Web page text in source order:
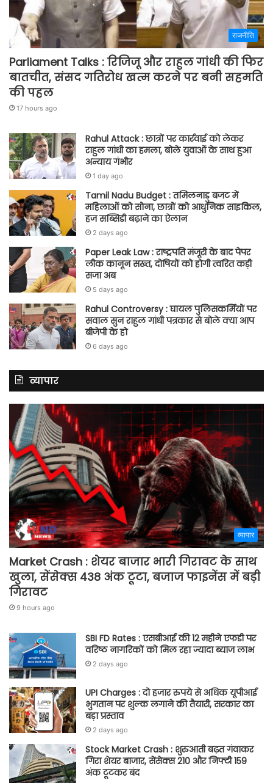
राजनीति
Parliament Talks : रिजिजू और राहुल गांधी की फिर
बातचीत, संसद गतिरोध खत्म करने पर बनी सहमति
की पहल
17 hours ago
Rahul Attack : छात्रों पर कार्रवाई को लेकर
राहुल गांधी का हमला, बोले युवाओं के साथ हुआ
अन्याय गंभीर
1 day ago
Tamil Nadu Budget : तमिलनाडु बजट में
महिलाओं को सोना, छात्रों को आधुनिक साइकिल,
हज सब्सिडी बढ़ाने का ऐलान
2 days ago
Paper Leak Law : राष्ट्रपति मंजूरी के बाद पेपर
लीक कानून सख्त, दोषियों को होगी त्वरित कड़ी
सजा अब
5 days ago
Rahul Controversy : घायल पुलिसकर्मियों पर
सवाल सुन राहुल गांधी पत्रकार से बोले क्या आप
बीजेपी के हो
6 days ago
व्यापार
व्यापार
Market Crash : शेयर बाजार भारी गिरावट के साथ
खुला, सेंसेक्स 438 अंक टूटा, बजाज फाइनेंस में बड़ी
गिरावट
9 hours ago
SBI FD Rates : एसबीआई की 12 महीने एफडी पर
वरिष्ठ नागरिकों को मिल रहा ज्यादा ब्याज लाभ
2 days ago
UPI Charges : दो हजार रुपये से अधिक यूपीआई
भुगतान पर शुल्क लगाने की तैयारी, सरकार का
बड़ा प्रस्ताव
2 days ago
Stock Market Crash : शुरुआती बढ़त गंवाकर
गिरा शेयर बाजार, सेंसेक्स 210 और निफ्टी 159
अंक टूटकर बंद